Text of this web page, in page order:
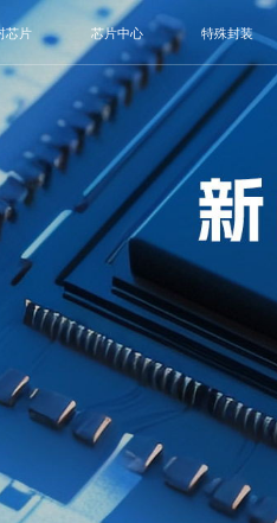
芯片 芯片中心 特殊封装